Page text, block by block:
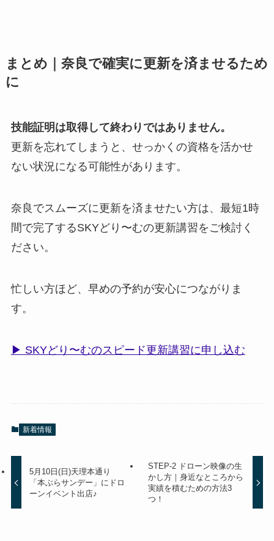
まとめ｜奈良で確実に更新を済ませるため
に
技能証明は取得して終わりではありません。
更新を忘れてしまうと、せっかくの資格を活かせ
ない状況になる可能性があります。
奈良でスムーズに更新を済ませたい方は、最短1時
間で完了するSKYどり〜むの更新講習をご検討く
ださい。
忙しい方ほど、早めの予約が安心につながりま
す。
▶︎ SKYどり〜むのスピード更新講習に申し込む
新着情報
5月10日(日)天理本通り
「本ぶらサンデー」にドロ
ーンイベント出店♪
STEP-2 ドローン映像の生
かし方｜身近なところから
実績を積むための方法3
つ！